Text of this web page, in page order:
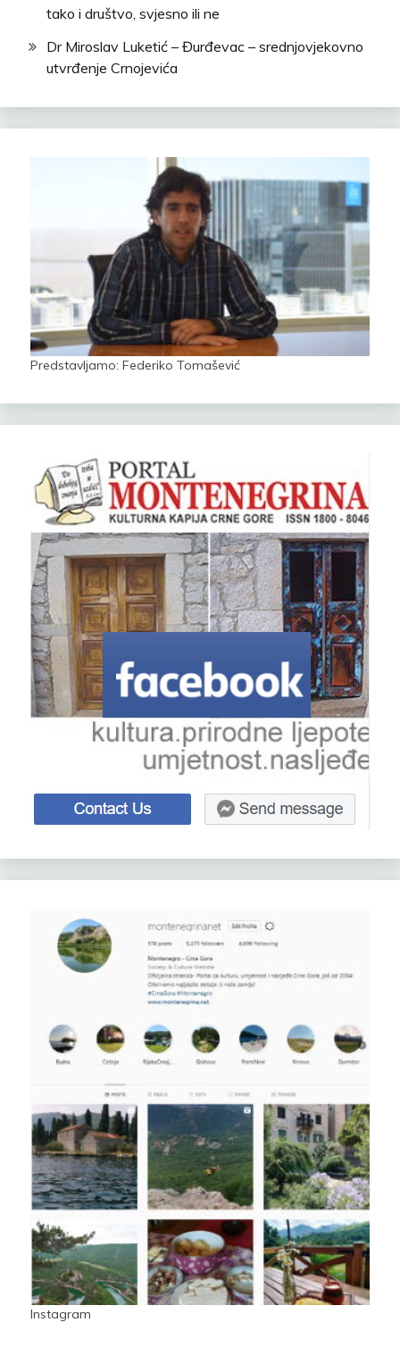
tako i društvo, svjesno ili ne
Dr Miroslav Luketić – Đurđevac – srednjovjekovno
utvrđenje Crnojevića
Predstavljamo: Federiko Tomašević
Instagram